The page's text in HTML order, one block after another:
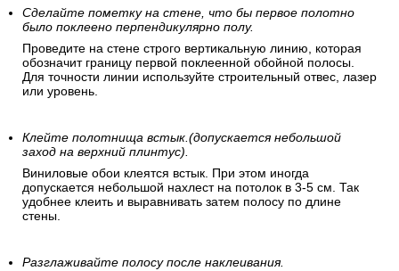
Сделайте пометку на стене, что бы первое полотно
было поклеено перпендикулярно полу.
Проведите на стене строго вертикальную линию, которая
обозначит границу первой поклеенной обойной полосы.
Для точности линии используйте строительный отвес, лазер
или уровень.
Клейте полотнища встык.(допускается небольшой
заход на верхний плинтус).
Виниловые обои клеятся встык. При этом иногда
допускается небольшой нахлест на потолок в 3-5 см. Так
удобнее клеить и выравнивать затем полосу по длине
стены.
Разглаживайте полосу после наклеивания.